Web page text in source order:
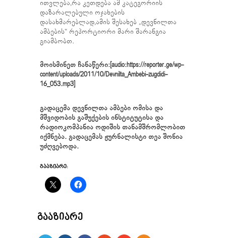
ითვლება,რა კეთდება ამ კატეგორიის
დაზარალებული ოჯახების
დასახმარებლად,ამის შესახებ „დევნილთა
ამბების“ რეპორტიორი მარი შარანგია
გიამბობთ.
მოისმინეთ ჩანაწერი:[audio:https://reporter.ge/wp-
content/uploads/2011/10/Devnilta_Ambebi-zugdidi-
16_053.mp3]
გადაცემა დევნილთა ამბები ომისა და
მშვიდობის გაშუქების ინსტიტუტისა და
რადიოკომპანია ოდიშის თანამშრომლობით
იქმნება. გადაცემას ჟურნალისტი თეა შონია
უძღვებოდა.
ᲒᲐᲐᲖᲘᲐᲠᲔ:
ᲒᲐᲐᲖᲘᲐᲠᲔ